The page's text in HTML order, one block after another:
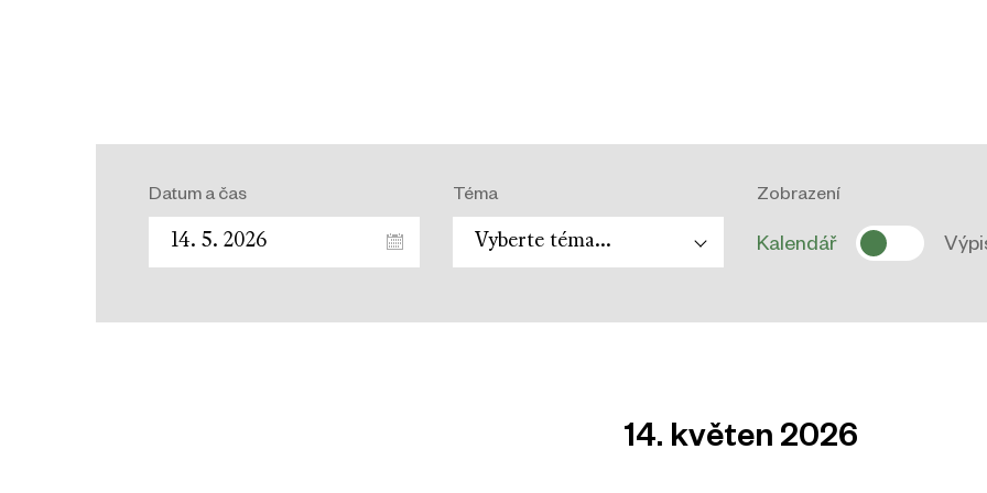
Datum a čas Téma
Vyberte téma...
Zobrazení
Kalendář
14. květen 2026